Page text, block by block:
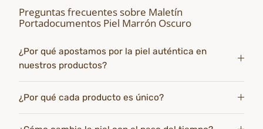
Preguntas frecuentes sobre Maletín
Portadocumentos Piel Marrón Oscuro
¿Por qué apostamos por la piel auténtica en
nuestros productos?
¿Por qué cada producto es único?